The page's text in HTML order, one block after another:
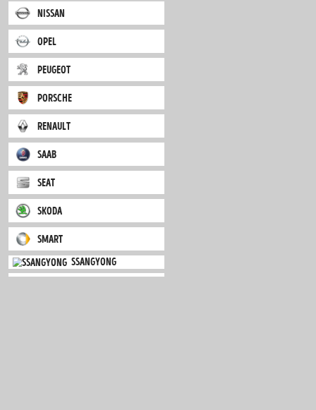
lexus
mazda
mercedes
mini
mitsubishi
nissan
opel
peugeot